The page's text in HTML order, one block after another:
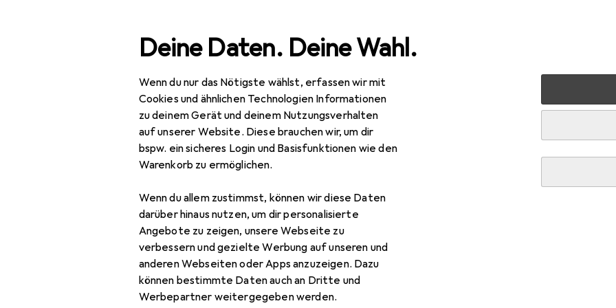
Deine Daten. Deine Wahl.
Wenn du nur das Nötigste wählst, erfassen wir mit
Cookies und ähnlichen Technologien Informationen
zu deinem Gerät und deinem Nutzungsverhalten
auf unserer Website. Diese brauchen wir, um dir
bspw. ein sicheres Login und Basisfunktionen wie den
Warenkorb zu ermöglichen.
Wenn du allem zustimmst, können wir diese Daten
darüber hinaus nutzen, um dir personalisierte
Angebote zu zeigen, unsere Webseite zu
verbessern und gezielte Werbung auf unseren und
anderen Webseiten oder Apps anzuzeigen. Dazu
können bestimmte Daten auch an Dritte und
Werbepartner weitergegeben werden.
Navigation nach KategorienWerkzeug + Werkstatt Elektrowerkzeug Bohrmaschine +
EUR
912,98
Zubehör für Bosch Professional GBH 18V-
Hier findest du passendes Zubehör zum Produkt Bosch Professional GBH 18V-36 aus